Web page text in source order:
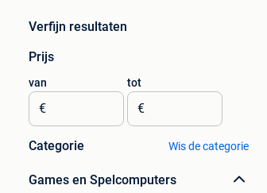
Verfijn resultaten
Prijs
van
€
tot
€
Categorie Wis de categorie
Games en Spelcomputers